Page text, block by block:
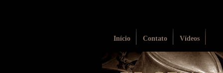
Início Contato Vídeos